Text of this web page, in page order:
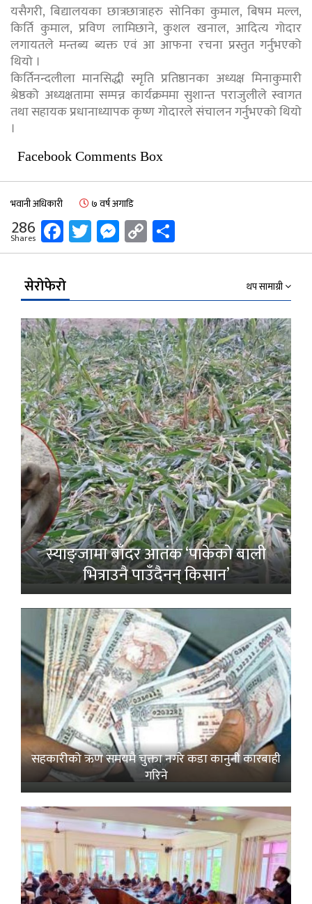
यसैगरी, बिद्यालयका छात्रछात्राहरु सोनिका कुमाल, बिषम मल्ल,
किर्ति कुमाल, प्रविण लामिछाने, कुशल खनाल, आदित्य गोदार
लगायतले मन्तब्य ब्यक्त एवं आ आफना रचना प्रस्तुत गर्नुभएको
थियो ।
किर्तिनन्दलीला मानसिद्धी स्मृति प्रतिष्ठानका अध्यक्ष मिनाकुमारी
श्रेष्ठको अध्यक्षतामा सम्पन्न कार्यक्रममा सुशान्त पराजुलीले स्वागत
तथा सहायक प्रधानाध्यापक कृष्ण गोदारले संचालन गर्नुभएको थियो
।
Facebook Comments Box
भवानी अधिकारी ७ वर्ष अगाडि
286
Shares Facebook
Twitter
Messenger
Copy
Link
सेरोफेरो थप सामाग्री
स्याङ्जामा बाँदर आतंक ‘पाकेको बाली
भित्राउनै पाउँदैनन् किसान’
सहकारीको ऋण समयमै चुक्ता नगरे कडा कानुनी कारबाही
गरिने